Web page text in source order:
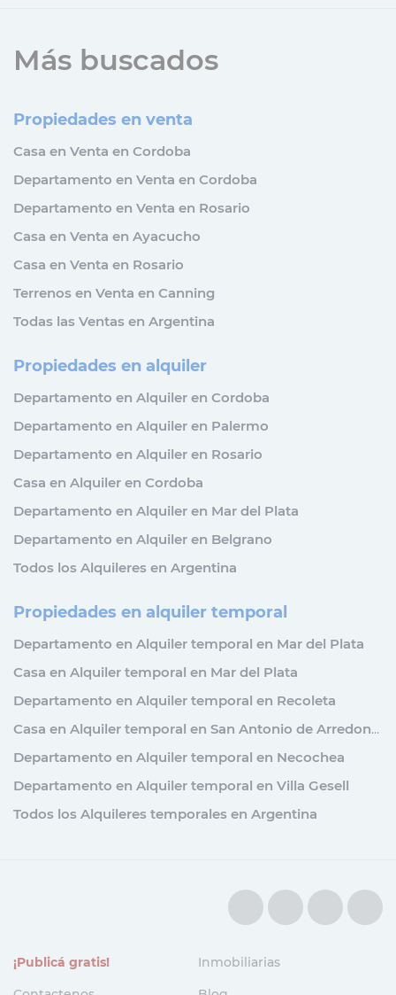
Más buscados
Propiedades en venta
Casa en Venta en Cordoba
Departamento en Venta en Cordoba
Departamento en Venta en Rosario
Casa en Venta en Ayacucho
Casa en Venta en Rosario
Terrenos en Venta en Canning
Todas las Ventas en Argentina
Propiedades en alquiler
Departamento en Alquiler en Cordoba
Departamento en Alquiler en Palermo
Departamento en Alquiler en Rosario
Casa en Alquiler en Cordoba
Departamento en Alquiler en Mar del Plata
Departamento en Alquiler en Belgrano
Todos los Alquileres en Argentina
Propiedades en alquiler temporal
Departamento en Alquiler temporal en Mar del Plata
Casa en Alquiler temporal en Mar del Plata
Departamento en Alquiler temporal en Recoleta
Casa en Alquiler temporal en San Antonio de Arredondo
Departamento en Alquiler temporal en Necochea
Departamento en Alquiler temporal en Villa Gesell
Todos los Alquileres temporales en Argentina
¡Publicá gratis!
Inmobiliarias